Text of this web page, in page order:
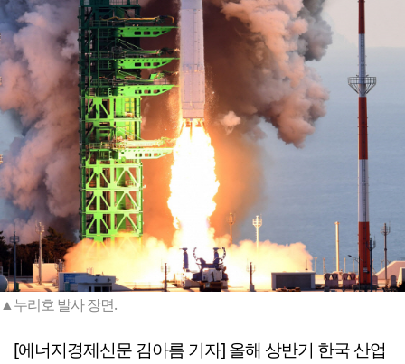
▲누리호 발사 장면.
[에너지경제신문 김아름 기자] 올해 상반기 한국 산업